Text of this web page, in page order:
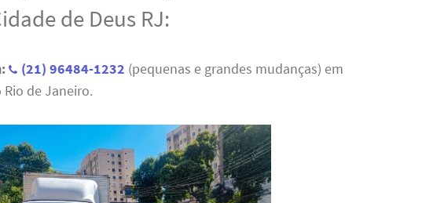
de Deus RJ:
(21) 96484-1232 (pequenas e grandes mudanças) em
Rio de Janeiro.